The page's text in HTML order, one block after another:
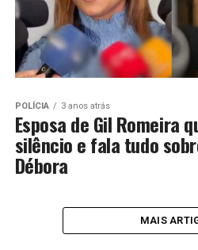
POLÍCIA 3 anos atrás
Esposa de Gil Romeira
silêncio e fala tudo
Débora
MAIS